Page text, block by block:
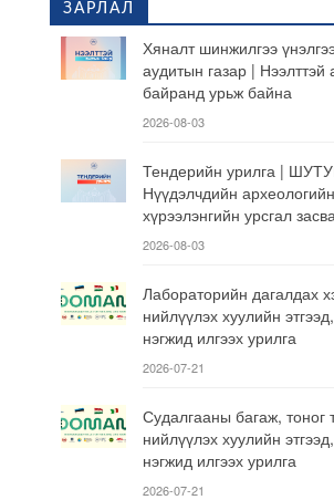
ЗАРЛАЛ
Хяналт шинжилгээ
аудитын газар | Нээлттэй
байранд урьж байна
2026-08-03
Тендерийн урилга |
Нүүдэлчдийн археологийн
хүрээлэнгийн урсгал
2026-08-03
Лабораторийн дагалдах
нийлүүлэх хуулийн
нэгжид илгээх урилга
2026-07-21
Судалгааны багаж, тоног
нийлүүлэх хуулийн
нэгжид илгээх урилга
2026-07-21